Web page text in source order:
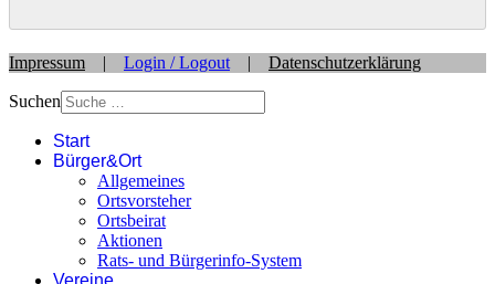
Impressum | Login / Logout | Datenschutzerklärung
Suchen
Start
Bürger&Ort
Allgemeines
Ortsvorsteher
Ortsbeirat
Aktionen
Rats- und Bürgerinfo-System
Vereine